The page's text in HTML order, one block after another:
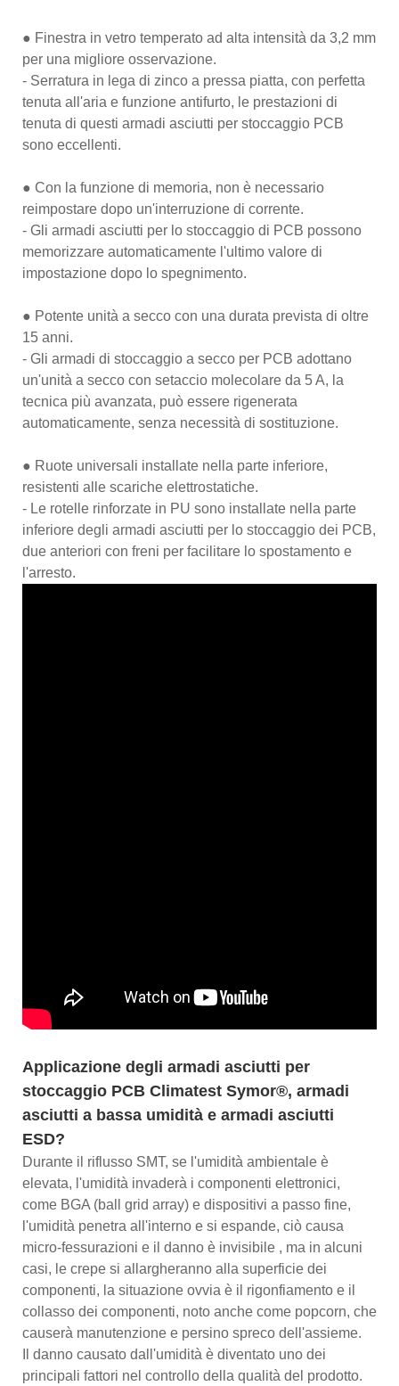
● Finestra in vetro temperato ad alta intensità da 3,2 mm
per una migliore osservazione.
- Serratura in lega di zinco a pressa piatta, con perfetta
tenuta all'aria e funzione antifurto, le prestazioni di
tenuta di questi armadi asciutti per stoccaggio PCB
sono eccellenti.
● Con la funzione di memoria, non è necessario
reimpostare dopo un'interruzione di corrente.
- Gli armadi asciutti per lo stoccaggio di PCB possono
memorizzare automaticamente l'ultimo valore di
impostazione dopo lo spegnimento.
● Potente unità a secco con una durata prevista di oltre
15 anni.
- Gli armadi di stoccaggio a secco per PCB adottano
un'unità a secco con setaccio molecolare da 5 A, la
tecnica più avanzata, può essere rigenerata
automaticamente, senza necessità di sostituzione.
● Ruote universali installate nella parte inferiore,
resistenti alle scariche elettrostatiche.
- Le rotelle rinforzate in PU sono installate nella parte
inferiore degli armadi asciutti per lo stoccaggio dei PCB,
due anteriori con freni per facilitare lo spostamento e
l'arresto.
Applicazione degli armadi asciutti per
stoccaggio PCB Climatest Symor®, armadi
asciutti a bassa umidità e armadi asciutti
ESD?
Durante il riflusso SMT, se l'umidità ambientale è
elevata, l'umidità invaderà i componenti elettronici,
come BGA (ball grid array) e dispositivi a passo fine,
l'umidità penetra all'interno e si espande, ciò causa
micro-fessurazioni e il danno è invisibile , ma in alcuni
casi, le crepe si allargheranno alla superficie dei
componenti, la situazione ovvia è il rigonfiamento e il
collasso dei componenti, noto anche come popcorn, che
causerà manutenzione e persino spreco dell'assieme.
Il danno causato dall'umidità è diventato uno dei
principali fattori nel controllo della qualità del prodotto.